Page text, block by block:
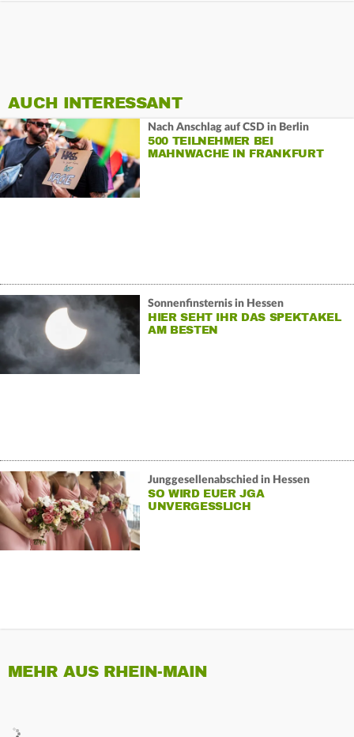
AUCH INTERESSANT
Nach Anschlag auf CSD in Berlin
500 TEILNEHMER BEI
MAHNWACHE IN FRANKFURT
Sonnenfinsternis in Hessen
HIER SEHT IHR DAS SPEKTAKEL
AM BESTEN
Junggesellenabschied in Hessen
SO WIRD EUER JGA
UNVERGESSLICH
MEHR AUS RHEIN-MAIN